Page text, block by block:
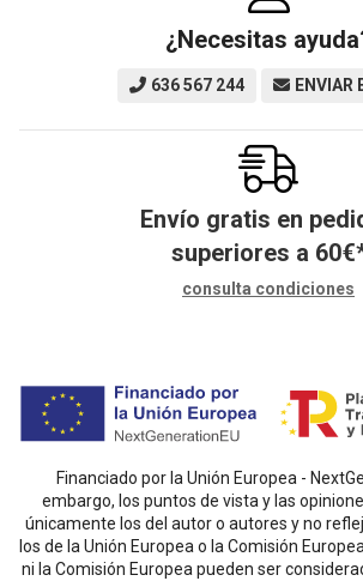
¿Necesitas
636 567 244 ENVIAR
Envío gratis en
superiores a 60€
consulta condiciones
Financiado por la Unión Europea -
embargo, los puntos de vista y las
únicamente los del autor o autores y no
los de la Unión Europea o la Comisión
ni la Comisión Europea pueden ser